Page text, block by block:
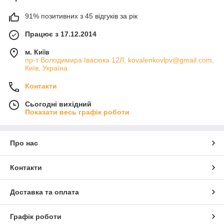
91% позитивних з 45 відгуків за рік
Працює з 17.12.2014
м. Київ
пр-т Володимира Івасюка 12Л, kovalenkovlpv@gmail.com,
Київ, Україна
Контакти
Сьогодні вихідний
Показати весь графік роботи
Про нас
Контакти
Доставка та оплата
Графік роботи